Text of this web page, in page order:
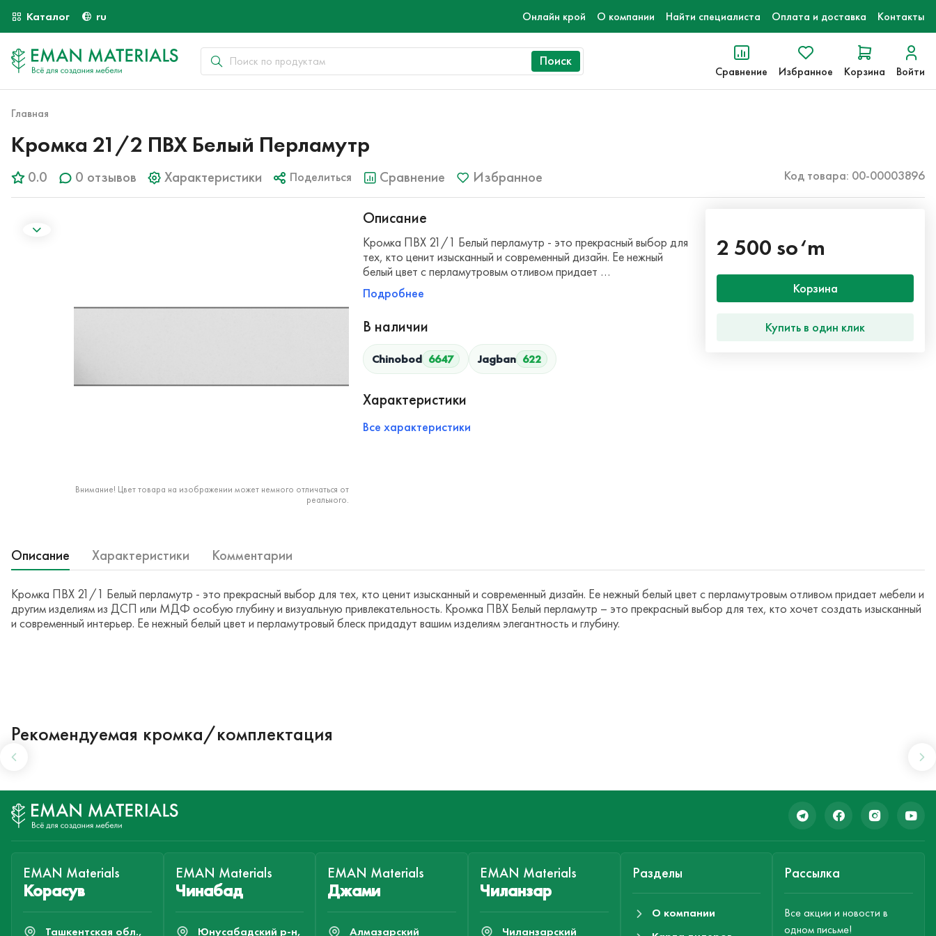
Каталог ru Онлайн крой О компании Найти специалиста Оплата и доставка Контакты
Поиск
Сравнение Избранное Корзина Войти
Главная
Кромка 21/2 ПВХ Белый Перламутр
0.0 0 отзывов Характеристики Поделиться Сравнение Избранное Код товара: 00-00003896
Внимание! Цвет товара на изображении может немного отличаться от
реального.
Описание
Кромка ПВХ 21/1 Белый перламутр - это прекрасный выбор для
тех, кто ценит изысканный и современный дизайн. Ее нежный
белый цвет с перламутровым отливом придает …
Подробнее
В наличии
Chinobod 6647 Jagban 622
Характеристики
Все характеристики
2 500 so‘m
Корзина
Купить в один клик
Описание Характеристики Комментарии
Кромка ПВХ 21/1 Белый перламутр - это прекрасный выбор для тех, кто ценит изысканный и современный дизайн. Ее нежный белый цвет с перламутровым отливом придает мебели и
другим изделиям из ДСП или МДФ особую глубину и визуальную привлекательность. Кромка ПВХ Белый перламутр – это прекрасный выбор для тех, кто хочет создать изысканный
и современный интерьер. Ее нежный белый цвет и перламутровый блеск придадут вашим изделиям элегантность и глубину.
Рекомендуемая кромка/комплектация
EMAN Materials
Корасув
Ташкентская обл.,
EMAN Materials
Чинабад
Юнусабадский р-н,
EMAN Materials
Джами
Алмазарский
EMAN Materials
Чиланзар
Чиланзарский
Разделы
О компании
Рассылка
Все акции и новости в
одном письме!